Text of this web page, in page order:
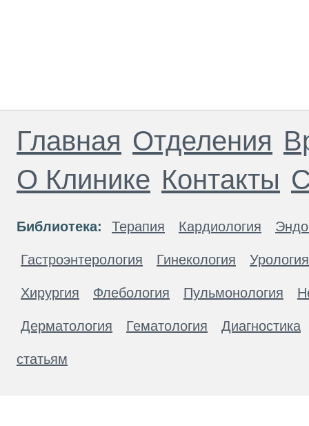
Главная Отделения
О Клинике Контакты
Библиотека: Терапия Кардиология
Гастроэнтерология Гинекология Урология
Хирургия Флебология Пульмонология
Дерматология Гематология Диагностика
статьям